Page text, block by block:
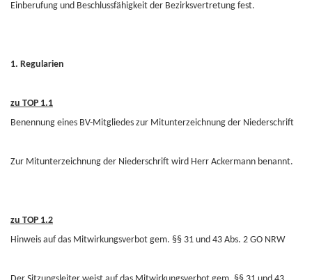
Einberufung und Beschlussfähigkeit der Bezirksvertretung fest.
1. Regularien
zu TOP 1.1
Benennung eines BV-Mitgliedes zur Mitunterzeichnung der Niederschrift
Zur Mitunterzeichnung der Niederschrift wird Herr Ackermann benannt.
zu TOP 1.2
Hinweis auf das Mitwirkungsverbot gem. §§ 31 und 43 Abs. 2 GO NRW